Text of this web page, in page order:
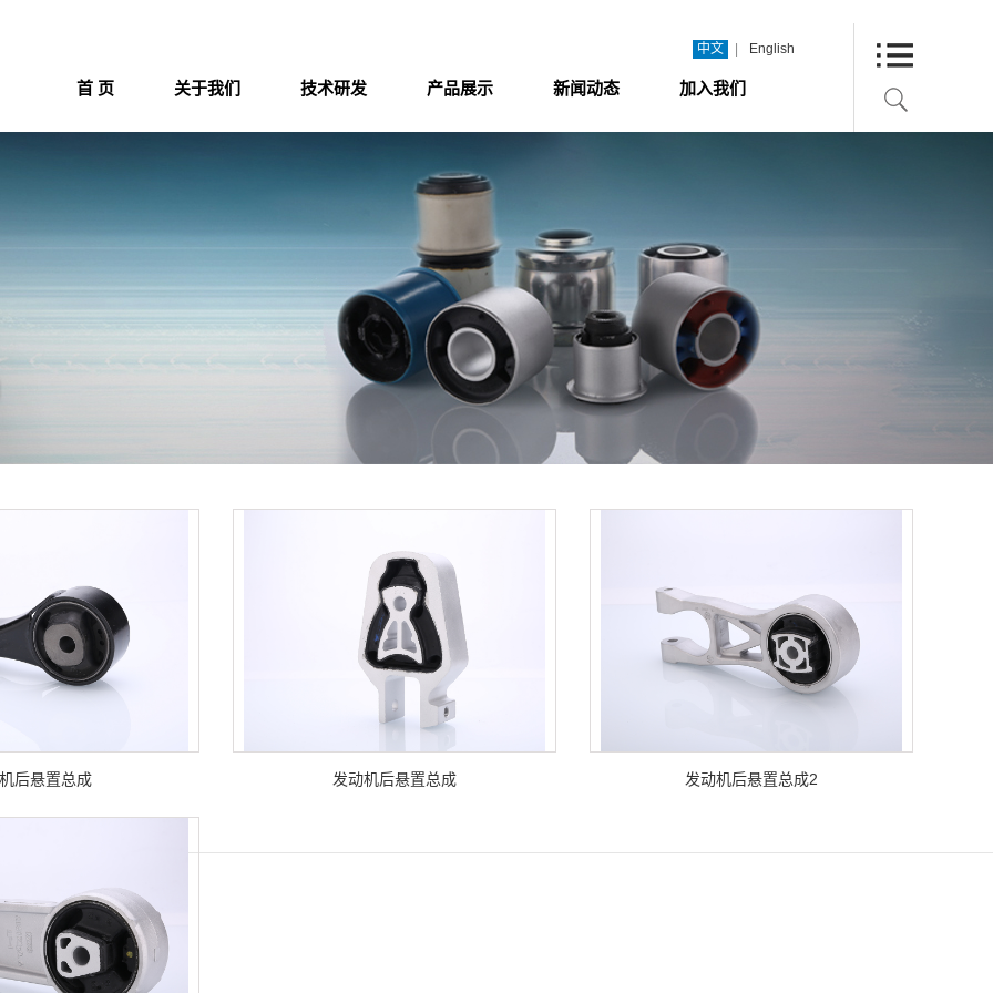
中文 English
首 页 关于我们 技术研发 产品展示 新闻动态 加入我们
后悬置总成 发动机后悬置总成 发动机后悬置总成2